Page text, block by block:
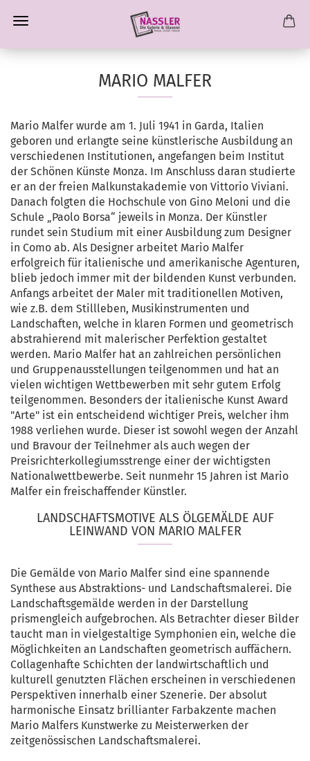
MARIO MALFER
Mario Malfer wurde am 1. Juli 1941 in Garda, Italien
geboren und erlangte seine künstlerische Ausbildung an
verschiedenen Institutionen, angefangen beim Institut
der Schönen Künste Monza. Im Anschluss daran studierte
er an der freien Malkunstakademie von Vittorio Viviani.
Danach folgten die Hochschule von Gino Meloni und die
Schule „Paolo Borsa“ jeweils in Monza. Der Künstler
rundet sein Studium mit einer Ausbildung zum Designer
in Como ab. Als Designer arbeitet Mario Malfer
erfolgreich für italienische und amerikanische Agenturen,
blieb jedoch immer mit der bildenden Kunst verbunden.
Anfangs arbeitet der Maler mit traditionellen Motiven,
wie z.B. dem Stillleben, Musikinstrumenten und
Landschaften, welche in klaren Formen und geometrisch
abstrahierend mit malerischer Perfektion gestaltet
werden. Mario Malfer hat an zahlreichen persönlichen
und Gruppenausstellungen teilgenommen und hat an
vielen wichtigen Wettbewerben mit sehr gutem Erfolg
teilgenommen. Besonders der italienische Kunst Award
"Arte" ist ein entscheidend wichtiger Preis, welcher ihm
1988 verliehen wurde. Dieser ist sowohl wegen der Anzahl
und Bravour der Teilnehmer als auch wegen der
Preisrichterkollegiumsstrenge einer der wichtigsten
Nationalwettbewerbe. Seit nunmehr 15 Jahren ist Mario
Malfer ein freischaffender Künstler.
LANDSCHAFTSMOTIVE ALS ÖLGEMÄLDE AUF
LEINWAND VON MARIO MALFER
Die Gemälde von Mario Malfer sind eine spannende
Synthese aus Abstraktions- und Landschaftsmalerei. Die
Landschaftsgemälde werden in der Darstellung
prismengleich aufgebrochen. Als Betrachter dieser Bilder
taucht man in vielgestaltige Symphonien ein, welche die
Möglichkeiten an Landschaften geometrisch auffächern.
Collagenhafte Schichten der landwirtschaftlich und
kulturell genutzten Flächen erscheinen in verschiedenen
Perspektiven innerhalb einer Szenerie. Der absolut
harmonische Einsatz brillianter Farbakzente machen
Mario Malfers Kunstwerke zu Meisterwerken der
zeitgenössischen Landschaftsmalerei.